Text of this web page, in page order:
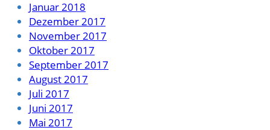
Januar 2018
Dezember 2017
November 2017
Oktober 2017
September 2017
August 2017
Juli 2017
Juni 2017
Mai 2017